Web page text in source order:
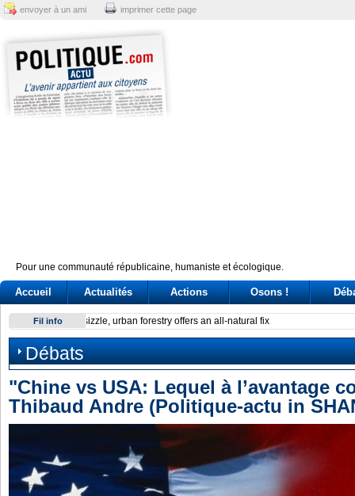
envoyer à un ami imprimer cette page
Pour une communauté républicaine, humaniste et écologique.
Accueil Actualités Actions Osons !
Fil info Reactor at Kansai Electric’s Oi plant stops after alarm
Débats
"Chine vs USA: Lequel à l’avantage
Thibaud Andre (Politique-actu in